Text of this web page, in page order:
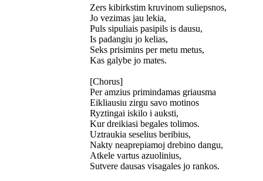
Zers kibirkstim kruvinom suliepsnos,
Jo vezimas jau lekia,
Puls sipuliais pasipils is dausu,
Is padangiu jo kelias,
Seks prisimins per metu metus,
Kas galybe jo mates.
[Chorus]
Per amzius primindamas griausma
Eikliausiu zirgu savo motinos
Ryztingai iskilo i auksti,
Kur dreikiasi begales tolimos.
Uztraukia seselius beribius,
Nakty neaprepiamoj drebino dangu,
Atkele vartus azuolinius,
Sutvere dausas visagales jo rankos.